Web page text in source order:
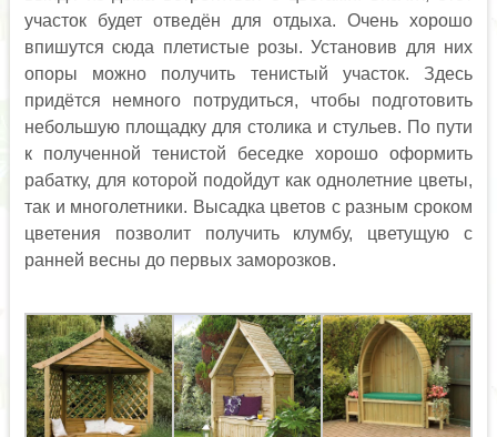
участок будет отведён для отдыха. Очень хорошо
впишутся сюда плетистые розы. Установив для них
опоры можно получить тенистый участок. Здесь
придётся немного потрудиться, чтобы подготовить
небольшую площадку для столика и стульев. По пути
к полученной тенистой беседке хорошо оформить
рабатку, для которой подойдут как однолетние цветы,
так и многолетники. Высадка цветов с разным сроком
цветения позволит получить клумбу, цветущую с
ранней весны до первых заморозков.